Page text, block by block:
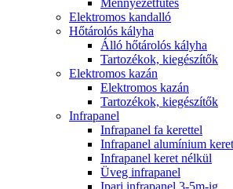
Mennyezetfűtés
Elektromos kandalló
Hőtárolós kályha
Álló hőtárolós kályha
Tartozékok, kiegészítők
Elektromos kazán
Elektromos kazán
Tartozékok, kiegészítők
Infrapanel
Infrapanel fa kerettel
Infrapanel alumínium
Infrapanel keret nélkül
Üveg infrapanel
Ipari infrapanel 3-5m-ig